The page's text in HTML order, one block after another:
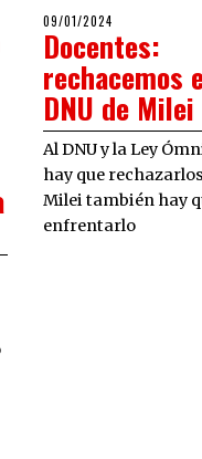
POSTED
ON
09/01/2024
Docentes:
rechacemos
DNU de Milei
Al DNU y la Ley
hay que
Milei también hay
enfrentarlo